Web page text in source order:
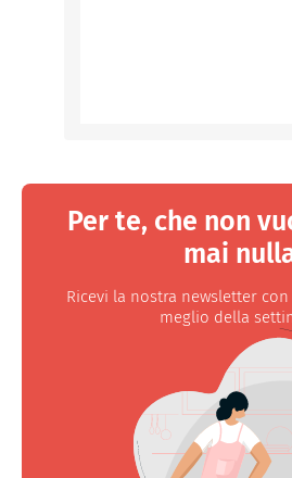
Per te, che non
mai
Ricevi la nostra newsletter
meglio della